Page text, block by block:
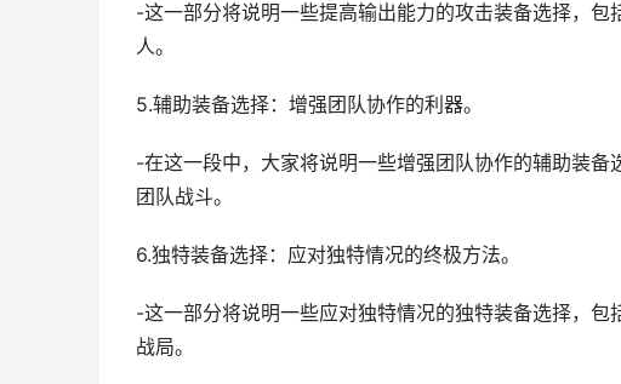
-这一部分将说明一些提高输出能力的攻击装备选择，
人。
5.辅助装备选择：增强团队协作的利器。
-在这一段中，大家将说明一些增强团队协作的辅助装
团队战斗。
6.独特装备选择：应对独特情况的终极方法。
-这一部分将说明一些应对独特情况的独特装备选择，
战局。